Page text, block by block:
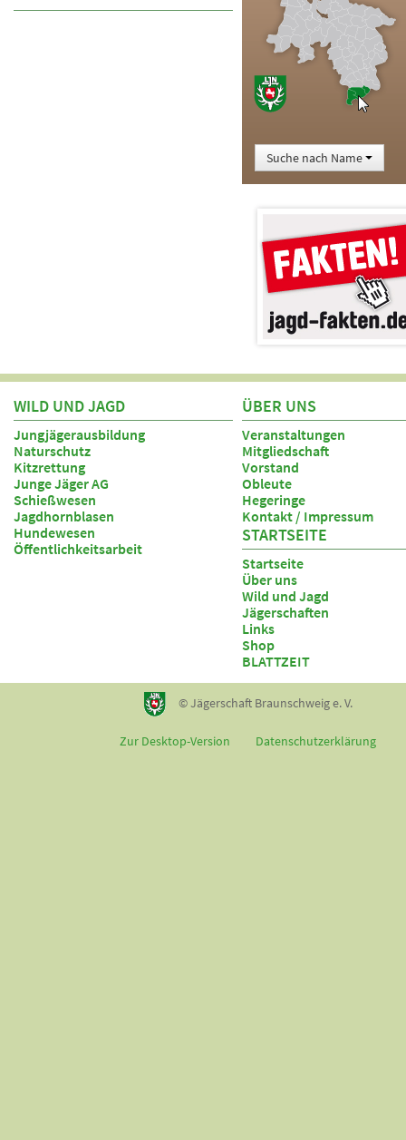
Suche nach Name
WILD UND JAGD
Jungjägerausbildung
Naturschutz
Kitzrettung
Junge Jäger AG
Schießwesen
Jagdhornblasen
Hundewesen
Öffentlichkeitsarbeit
ÜBER UNS
Veranstaltungen
Mitgliedschaft
Vorstand
Obleute
Hegeringe
Kontakt / Impressum
STARTSEITE
Startseite
Über uns
Wild und Jagd
Jägerschaften
Links
Shop
BLATTZEIT
© Jägerschaft Braunschweig e. V.
Zur Desktop-Version Datenschutzerklärung